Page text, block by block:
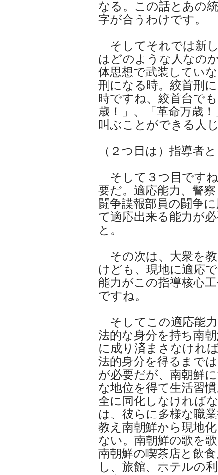
なる。この話とあの
字が合うわけです。
そしてそれでは新
はどのような人なの
体思想で武装してい
刑になる時。絞首刑
時ですね、絞首台で
歳！」、「革命万歳
叫ぶことができる人
（２つ目は）指導者
そして３つ目です
要だ。適応能力、警
闘争諜報部員の闘争
て適応出来る能力が
と。
その次は、大衆を
けども、現地に適応
能力がこの指導核心
ですね。
そしてこの適応能
法的な身分を持ち南
に成り済まさなけれ
法的身分を得るまで
が必要だが、南朝鮮
な地位を得て生活習
全に同化しなければ
は、彼らに多様な職
教え南朝鮮から現地
ない。南朝鮮の歌を
南朝鮮の喫茶店と飲
し、旅館、ホテルの